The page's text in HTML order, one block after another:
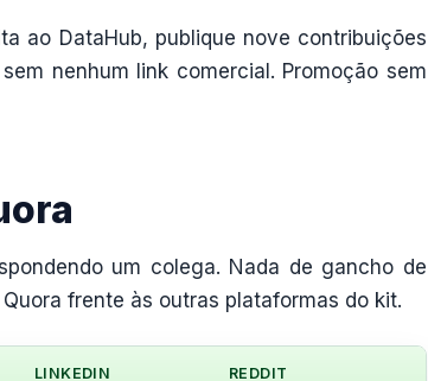
ao DataHub, publique nove contribuições
nenhum link comercial. Promoção sem
um colega. Nada de gancho de
frente às outras plataformas do kit.
LINKEDIN REDDIT